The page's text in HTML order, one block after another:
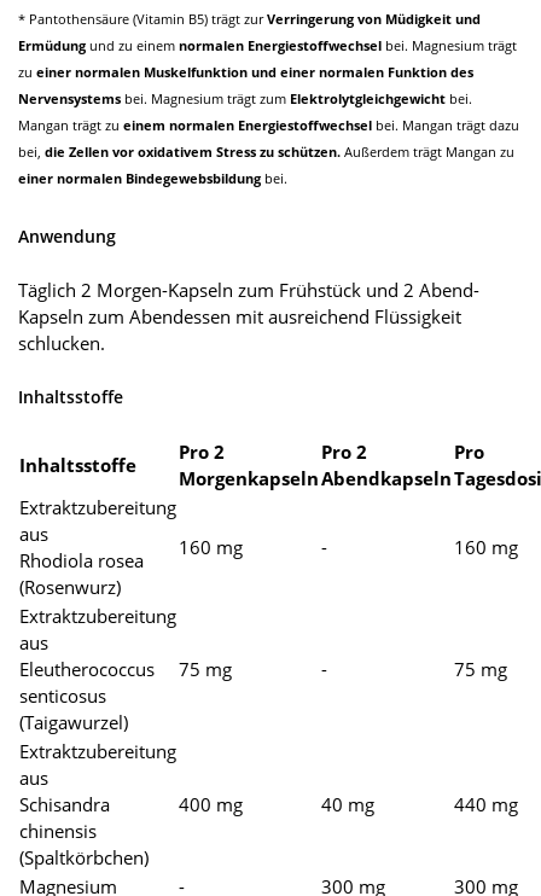
* Pantothensäure (Vitamin B5) trägt zurVerringerung von Müdigkeit und
Ermüdung und zu einem normalen Energiestoffwechsel bei. Magnesium trägt
zu einer normalen Muskelfunktion und einer normalen Funktion des
Nervensystems bei. Magnesium trägt zum Elektrolytgleichgewicht bei.
Mangan trägt zu einem normalen Energiestoffwechsel bei. Mangan trägt dazu
bei, die Zellen vor oxidativem Stress zu schützen. Außerdem trägt Mangan zu
einer normalen Bindegewebsbildung bei.
Anwendung
Täglich 2 Morgen-Kapseln zum Frühstück und 2 Abend-
Kapseln zum Abendessen mit ausreichend Flüssigkeit
schlucken.
Inhaltsstoffe
Inhaltsstoffe
Pro 2
Morgenkapseln
Pro 2
Abendkapseln
Pro
Extraktzubereitung
aus
Rhodiola rosea
(Rosenwurz)
160 mg - 160 mg
Extraktzubereitung
aus
Eleutherococcus
senticosus
(Taigawurzel)
75 mg - 75 mg
Extraktzubereitung
aus
Schisandra
chinensis
(Spaltkörbchen)
400 mg 40 mg 440 mg
Magnesium - 300 mg 300 mg